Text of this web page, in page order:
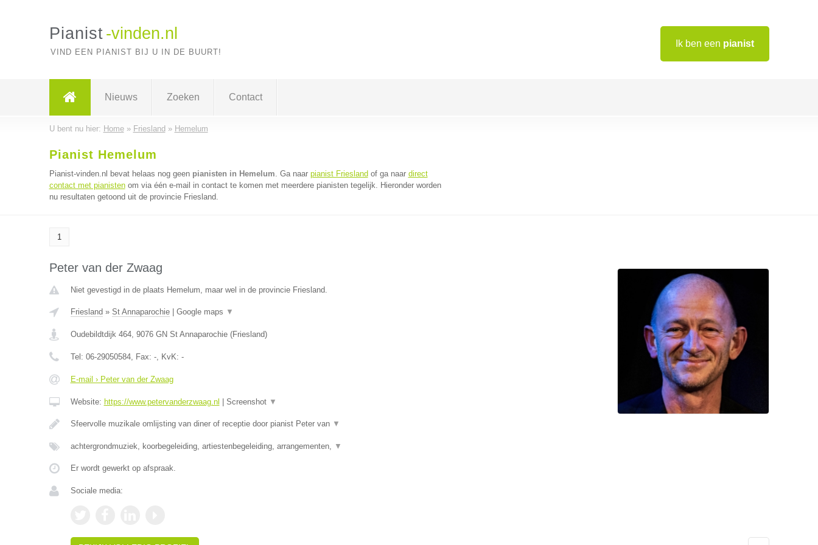
Ik ben een pianist
Pianist -vinden.nl
VIND EEN PIANIST BIJ U IN DE BUURT!
Nieuws Zoeken Contact
U bent nu hier: Home» Friesland » Hemelum
Pianist Hemelum
Pianist-vinden.nl bevat helaas nog geen pianisten in Hemelum. Ga naar pianist Friesland of ga naar direct
contact met pianistenom via één e-mail in contact te komen met meerdere pianisten tegelijk. Hieronder worden
nu resultaten getoond uit de provincie Friesland.
1
Peter van der Zwaag
Niet gevestigd in de plaats Hemelum, maar wel in de provincie Friesland.
Friesland » St Annaparochie| Google maps ▼
Oudebildtdijk 464, 9076 GN St Annaparochie(Friesland)
Tel: 06-29050584, Fax: -, KvK: -
E-mail › Peter van der Zwaag
Website: https://www.petervanderzwaag.nl Screenshot ▼
Sfeervolle muzikale omlijsting van diner of receptie door pianist Peter van ▼
achtergrondmuziek, koorbegeleiding, artiestenbegeleiding, arrangementen, ▼
Er wordt gewerkt op afspraak.
Sociale media: